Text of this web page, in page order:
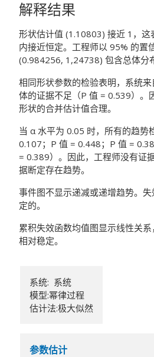
解释结果
形状估计值 (1.10803) 接近 1，这
内接近恒定。工程师以 95% 的置
(0.984256, 1,24738) 包含总体分
相同形状参数的检验表明，系统
体的证据不足（P 值 = 0.539）。
形状的合并估计值合理。
当 α 水平为 0.05 时，所有的趋势
0.107；P 值 = 0.448；P 值 =
= 0.389）。因此，工程师没有证
据断定存在趋势。
事件图不显示递减或递增趋势。
定的。
累积失效函数均值图显示线性关
相对稳定。
系统: 系统
模型:幂律过程
估计法:极大似然
参数估计